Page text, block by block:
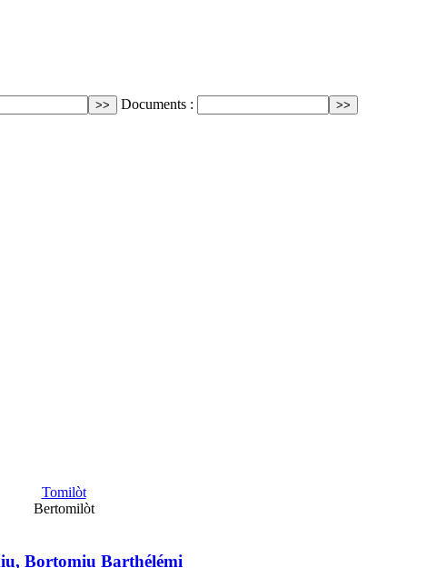
Documents :
Tomilòt
Bertomilòt
Bortomiu Barthélémi